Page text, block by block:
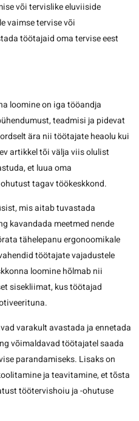
või tervislike eluviiside
vaimse tervise või
töötajaid oma tervise eest
loomine on iga tööandja
teadmisi ja pidevat
ära nii töötajate heaolu kui
artikkel tõi välja viis olulist
et luua oma
tagav töökeskkond.
mis aitab tuvastada
kavandada meetmed nende
tähelepanu ergonoomikale
töötajate vajadustele
loomine hõlmab nii
sisekliimat, kus töötajad
varakult avastada ja ennetada
võimaldavad töötajatel saada
parandamiseks. Lisaks on
ja teavitamine, et tõsta
töötervishoiu ja -ohutuse